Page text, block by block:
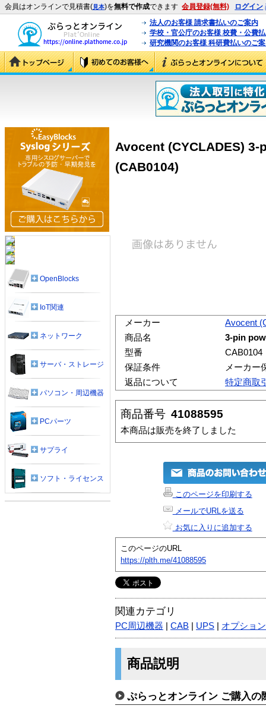
会員はオンラインで見積書(見本)を無料で作成できます 会員登録(無料) ログイン
法人のお客様 請求書払いのご案内
学校・官公庁のお客様 校費・公費
研究機関のお客様 科研費払いのご
Avocent (CYCLADES)
(CAB0104)
メーカー
Avocent
商品名
3-pin
型番
CAB0104
保証条件
メーカー
返品について
特定商取
商品番号 41088595
本商品は販売を終了しました
このページを印刷する
メールでURLを送る
お気に入りに追加する
このページのURL
https://plth.me/41088595
関連カテゴリ
PC周辺機器 CAB UPS オプション
商品説明
ぷらっとオンライン ご購入の
OpenBlocks
IoT関連
ネットワーク
サーバ・ストレージ
パソコン・周辺機器
PCパーツ
サプライ
ソフト・ライセンス